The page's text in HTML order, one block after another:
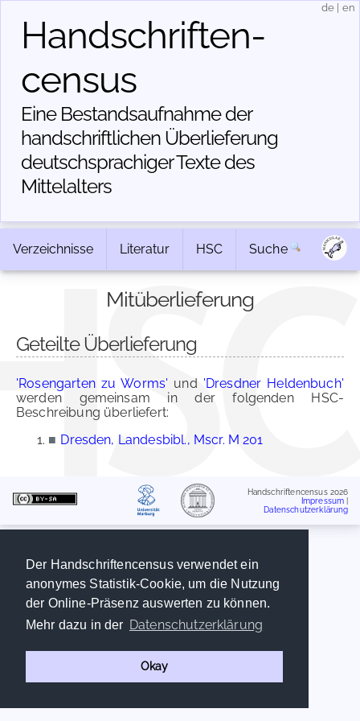
Der Handschriftencensus verwendet ein
anonymes Statistik-Cookie, um die Nutzung
der Online-Präsenz auswerten zu können.
Mehr dazu in der Datenschutzerklärung
Okay
Handschriften­
census
Eine Bestandsaufnahme der
handschriftlichen Über­lieferung
deutschsprachiger Texte des
Mittelalters
de en
Verzeichnisse Literatur HSC Suche
Mitüberlieferung
Geteilte Überlieferung
'Rosengarten zu Worms' und 'Dresdner Heldenbuch'
werden gemeinsam in der folgenden HSC-
Beschreibung überliefert:
■ Dresden, Landesbibl., Mscr. M 201
Handschriftencensus 2026
Impressum
Datenschutzerklärung